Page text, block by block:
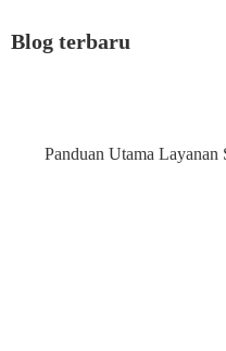
Blog terbaru
Panduan Utama